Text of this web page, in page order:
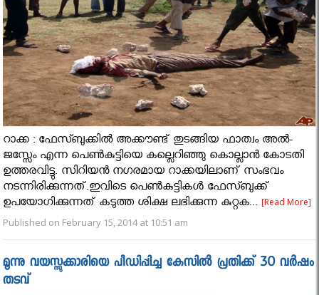
റാക്ക : ഫേസ്ബുക്കില്‍ അക്കൗണ്ട്‌ തുടങ്ങിയ ഫാത്വം അല്‍-
ജസ്സേം എന്ന പെണ്‍കുട്ടിയെ കല്ലെറിഞ്ഞു കൊല്ലാൻ കോടതി
ഉത്തരവിട്ടു. സിറിയന്‍ നഗരമായ റാക്കയിലാണ് സംഭവം
നടന്നിരിക്കുന്നത്.ഇവിടെ പെണ്‍കുട്ടികള്‍ ഫേസ്ബുക്ക്
ഉപയോഗിക്കുന്നത് കടുത്ത ശിക്ഷ ലഭിക്കുന്ന കുറ്റക...[Read More]
Published on February 15, 2014 at 10:51 am
മൂന്നു വയസ്സുക്കാരിയെ പീഡിപ്പിച്ച കേസിൽ പ്രതിക്ക് 30 വർഷം
തടവ്